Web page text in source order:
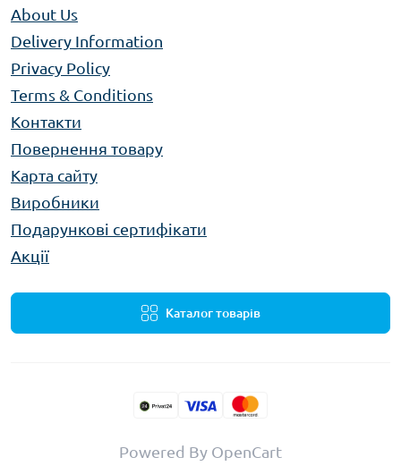
About Us
Delivery Information
Privacy Policy
Terms & Conditions
Контакти
Повернення товару
Карта сайту
Виробники
Подарункові сертифікати
Акції
Каталог товарів
Powered By OpenCart